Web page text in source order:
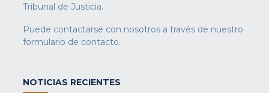
Tribunal de Justicia.
Puede contactarse con nosotros a través de nuestro
formulario de contacto.
NOTICIAS RECIENTES